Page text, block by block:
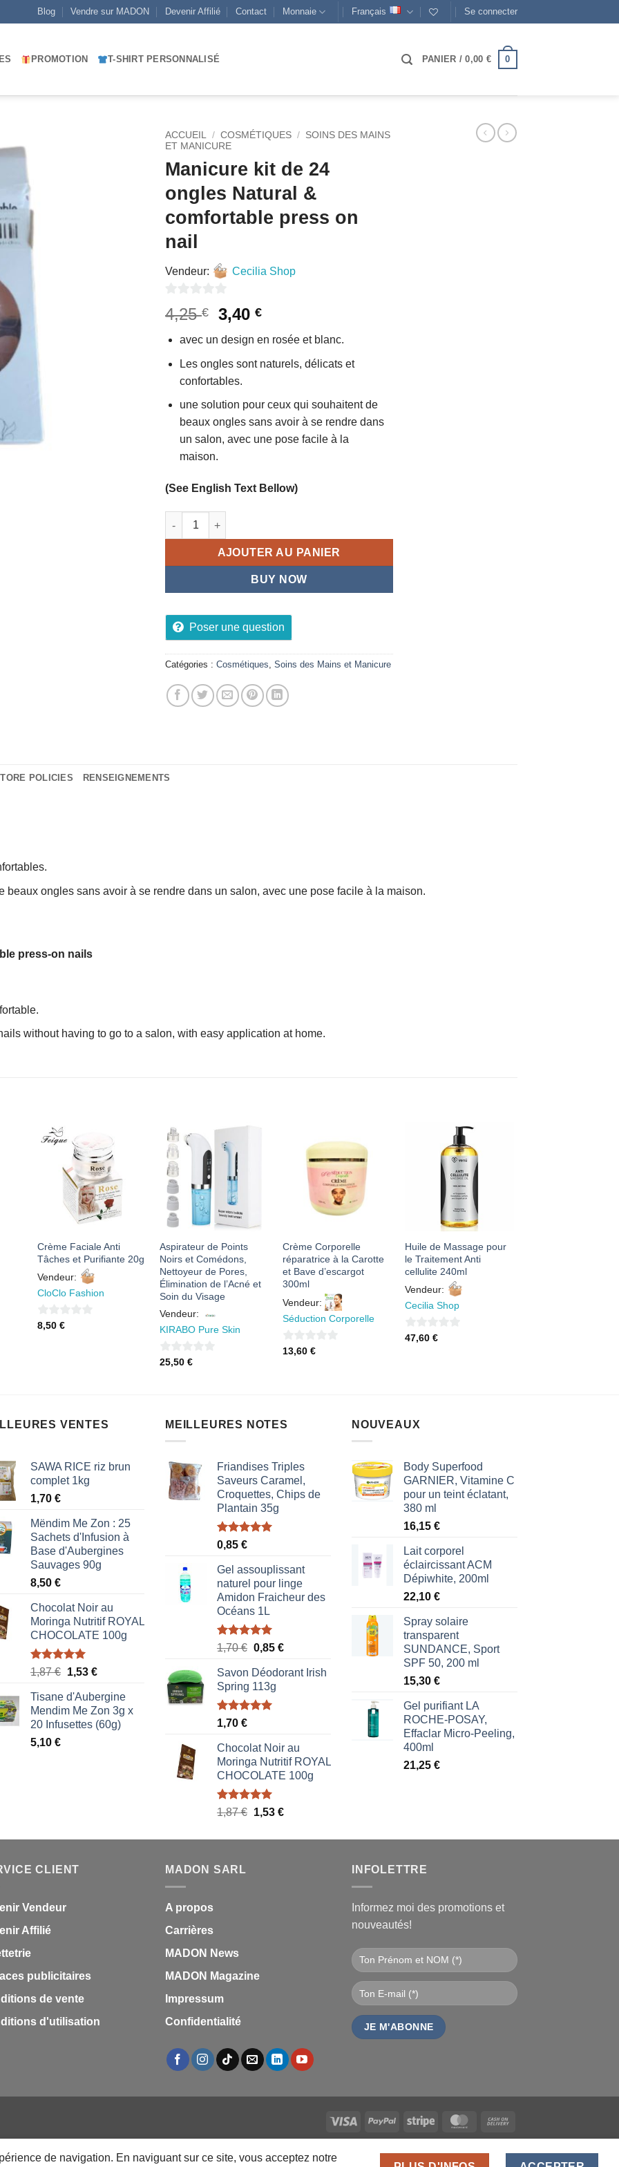
Blog Vendre sur MADON Devenir Affilié Contact Monnaie Français Se connecter
PROMOTION T-SHIRT PERSONNALISÉ PANIER /0,00 € 0
ACCUEIL / COSMÉTIQUES / SOINS DES MAINS
ET MANICURE
Manicure kit de 24
ongles Natural &
comfortable press on
nail
Vendeur: Cecilia Shop
sur
5
4,25€
Le
initial
était :
4,25 €.
3,40€Le
prix
actuel
est :
avec un design en rosée et blanc.
Les ongles sont naturels, délicats et
confortables.
une solution pour ceux qui souhaitent de
beaux ongles sans avoir à se rendre dans
un salon, avec une pose facile à la
maison.
(See English Text Bellow)
quantité de Manicure kit de 24 ongles Natural & comfortable press on nail
AJOUTER AU PANIER
BUY NOW
Poser une question
Catégories : Cosmétiques Soins des Mains et Manicure
POLICIES RENSEIGNEMENTS
beaux ongles sans avoir à se rendre dans un salon, avec une pose facile à la maison.
press-on nails
without having to go to a salon, with easy application at home.
AJOUTER
À MES
FAVORIS
Crème Faciale Anti
Tâches et Purifiante 20g
Vendeur:
CloClo Fashion
0
8,50 €
AJOUTER
À MES
FAVORIS
Aspirateur de Points
Noirs et Comédons,
Nettoyeur de Pores,
Élimination de l’Acné et
Soin du Visage
Vendeur:
KIRABO Pure Skin
0
25,50€
AJOUTER
À MES
FAVORIS
Crème Corporelle
réparatrice à la Carotte
et Bave d’escargot
300ml
Vendeur:
Séduction Corporelle
0
13,60 €
AJOUTER
À MES
FAVORIS
Huile de Massage pour
le Traitement Anti
cellulite 240ml
Vendeur:
Cecilia Shop
0
47,60€
VENTES
SAWA RICE riz brun
complet 1kg
1,70 €
Mëndim Me Zon : 25
Sachets d'Infusion à
Base d'Aubergines
Sauvages 90g
8,50 €
Chocolat Noir au
Moringa Nutritif ROYAL
CHOCOLATE 100g
Note5.00
1,87€ Le
initial
était :
1,87 €.
1,53 €Le
actuel
est :
1,53 €.
Tisane d'Aubergine
Mendim Me Zon 3g x
20 Infusettes (60g)
5,10 €
MEILLEURES NOTES
Friandises Triples
Saveurs Caramel,
Croquettes, Chips de
Plantain 35g
Note5.00
0,85 €
Gel assouplissant
naturel pour linge
Amidon Fraicheur des
Océans 1L
Note5.00
1,70€ Le
initial
était :
1,70 €.
0,85 €Le
actuel
Savon Déodorant Irish
Spring 113g
Note5.00
1,70 €
Chocolat Noir au
Moringa Nutritif ROYAL
CHOCOLATE 100g
Note5.00
1,87€ Le
initial
1,53 €Le
actuel
NOUVEAUX
Body Superfood
GARNIER, Vitamine C
pour un teint éclatant,
380 ml
16,15 €
Lait corporel
éclaircissant ACM
Dépiwhite, 200ml
22,10 €
Spray solaire
transparent
SUNDANCE, Sport
SPF 50, 200 ml
15,30 €
Gel purifiant LA
ROCHE-POSAY,
Effaclar Micro-Peeling,
400ml
21,25 €
CLIENT
Vendeur
Affilié
publicitaires
de vente
d'utilisation
MADON SARL
A propos
Carrières
MADON News
MADON Magazine
Impressum
Confidentialité
INFOLETTRE
Informez moi des promotions et
nouveautés!
Visa PayPal Stripe MasterCard
Delivery
FÊTE DES MÈRES 31 MAI 2026 CAMEROUN PASS LIVRAISON & SERVICE
de navigation. En naviguant sur ce site, vous acceptez notre